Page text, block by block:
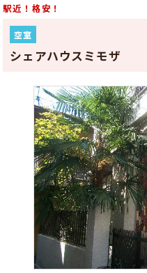
駅近！格安！
空室
シェアハウスミモザ